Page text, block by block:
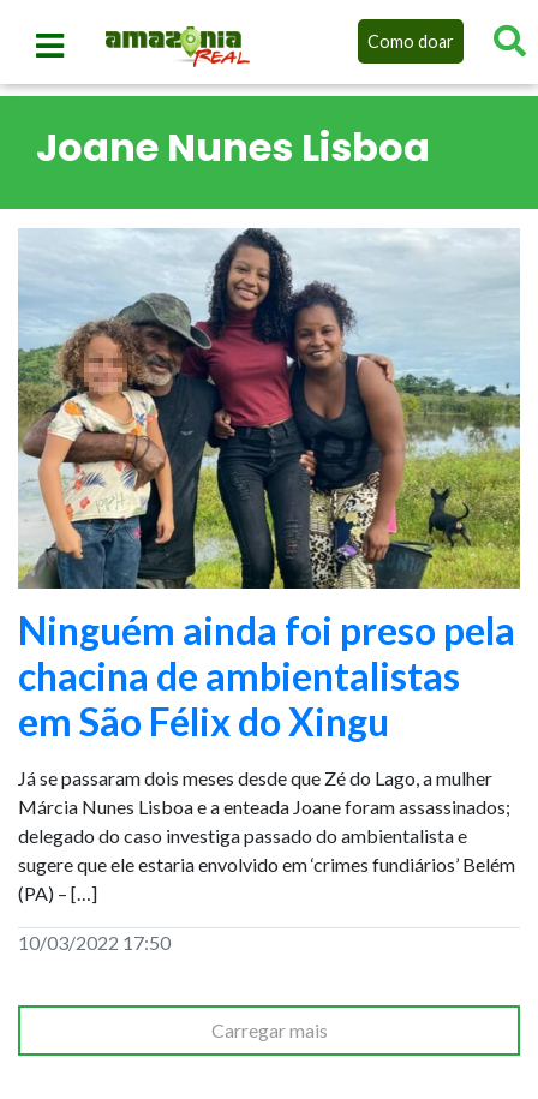
Como doar
Joane Nunes Lisboa
Ninguém ainda foi preso pela
chacina de ambientalistas
em São Félix do Xingu
Já se passaram dois meses desde que Zé do Lago, a mulher
Márcia Nunes Lisboa e a enteada Joane foram assassinados;
delegado do caso investiga passado do ambientalista e
sugere que ele estaria envolvido em ‘crimes fundiários’ Belém
(PA) – […]
10/03/2022 17:50
Carregar mais